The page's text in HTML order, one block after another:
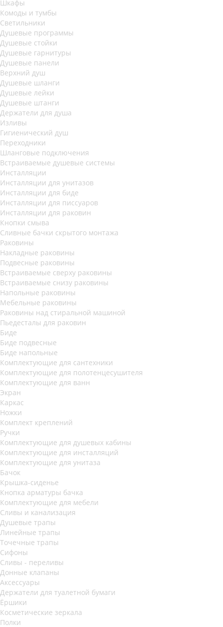
Шкафы
Комоды и тумбы
Светильники
Душевые программы
Душевые стойки
Душевые гарнитуры
Душевые панели
Верхний душ
Душевые шланги
Душевые лейки
Душевые штанги
Держатели для душа
Изливы
Гигиенический душ
Переходники
Шланговые подключения
Встраиваемые душевые системы
Инсталляции
Инсталляции для унитазов
Инсталляции для биде
Инсталляции для писсуаров
Инсталляции для раковин
Кнопки смыва
Сливные бачки скрытого монтажа
Раковины
Накладные раковины
Подвесные раковины
Встраиваемые сверху раковины
Встраиваемые снизу раковины
Напольные раковины
Мебельные раковины
Раковины над стиральной машиной
Пьедесталы для раковин
Биде
Биде подвесные
Биде напольные
Комплектующие для сантехники
Комплектующие для полотенцесушителя
Комплектующие для ванн
Экран
Каркас
Ножки
Комплект креплений
Ручки
Комплектующие для душевых кабины
Комплектующие для инсталляций
Комплектующие для унитаза
Бачок
Крышка-сиденье
Кнопка арматуры бачка
Комплектующие для мебели
Сливы и канализация
Душевые трапы
Линейные трапы
Точечные трапы
Сифоны
Сливы - переливы
Донные клапаны
Аксессуары
Держатели для туалетной бумаги
Ёршики
Косметические зеркала
Полки